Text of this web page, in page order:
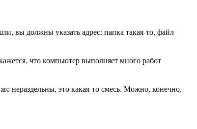
вы должны указать адрес: папка такая-то, файл
что компьютер выполняет много работ
нераздельны, это какая-то смесь. Можно, конечно,